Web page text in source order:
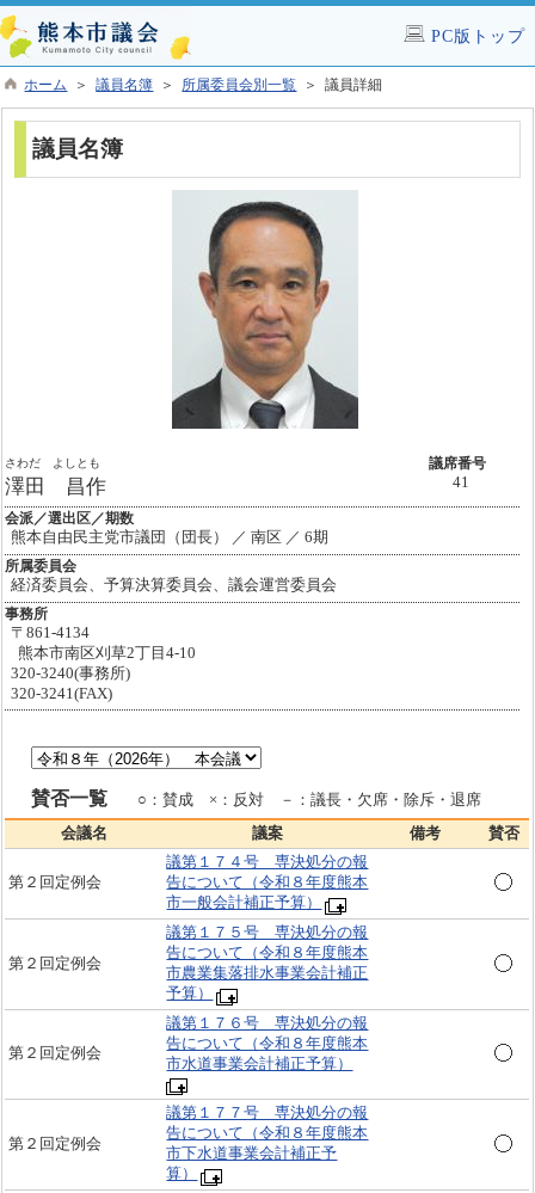
PC版トップ
ホーム ＞議員名簿 ＞ 所属委員会別一覧 ＞ 議員詳細
議員名簿
さわだ よしとも
澤田 昌作
議席番号
41
会派／選出区／期数
熊本自由民主党市議団（団長） ／ 南区 ／ 6期
所属委員会
経済委員会、予算決算委員会、議会運営委員会
事務所
〒861-4134
熊本市南区刈草2丁目4-10
320-3240(事務所)
320-3241(FAX)
賛否一覧 ○：賛成 ×：反対 －：議長・欠席・除斥・退席
会議名 議案 備考 賛否
第２回定例会
議第１７４号 専決処分の報
告について（令和８年度熊本
市一般会計補正予算）
第２回定例会
議第１７５号 専決処分の報
告について（令和８年度熊本
市農業集落排水事業会計補正
予算）
第２回定例会
議第１７６号 専決処分の報
告について（令和８年度熊本
市水道事業会計補正予算）
第２回定例会
議第１７７号 専決処分の報
告について（令和８年度熊本
市下水道事業会計補正予
算）